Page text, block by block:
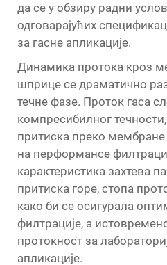
да се у обзиру радни
одговарајућих
за гасне апликације.
Динамика протока кроз
шприце се драматично
течне фазе. Проток гаса
компресибилног
притиска преко мембране
на перформансе
карактеристика захтева
притиска горе, стопа
како би се осигурала
филтрације, а
протокност за
апликације.